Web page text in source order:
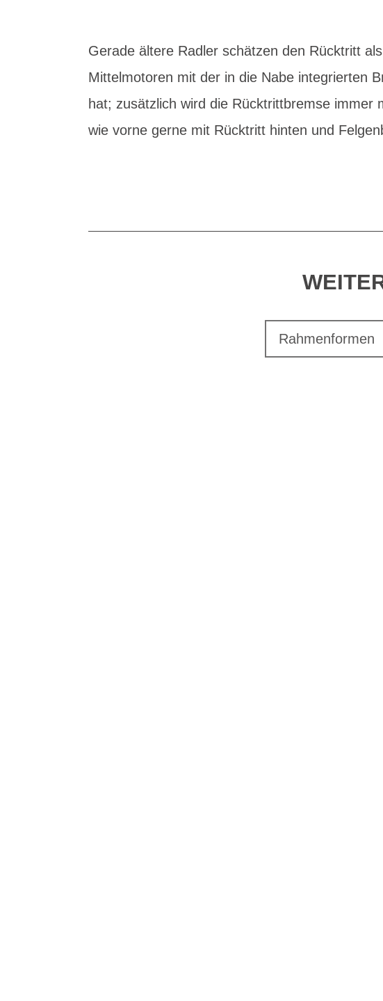
Gerade ältere Radler schätzen den Rücktritt
Mittelmotoren mit der in die Nabe integrierten
hat; zusätzlich wird die Rücktrittbremse immer
wie vorne gerne mit Rücktritt hinten und
Rahmenformen